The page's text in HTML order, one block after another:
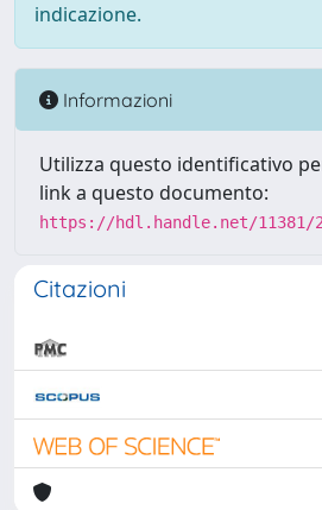
indicazione.
Informazioni
Utilizza questo identificativo
link a questo documento:
https://hdl.handle.net/11381/
Citazioni